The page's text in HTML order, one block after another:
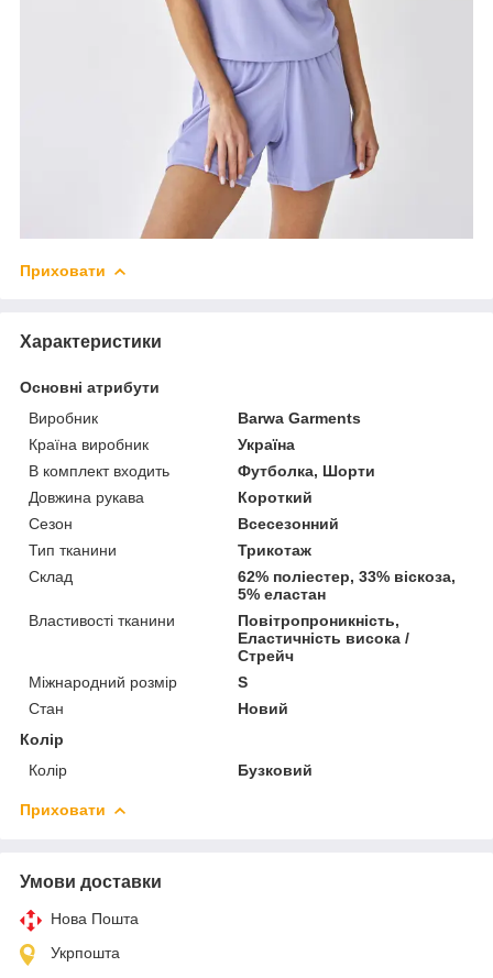
Приховати
Характеристики
Основні атрибути
Виробник
Barwa Garments
Країна виробник
Україна
В комплект входить
Футболка, Шорти
Довжина рукава
Короткий
Сезон
Всесезонний
Тип тканини
Трикотаж
Склад
62% поліестер, 33% віскоза,
5% еластан
Властивості тканини
Повітропроникність,
Еластичність висока /
Стрейч
Міжнародний розмір
S
Стан
Новий
Колір
Колір
Бузковий
Приховати
Умови доставки
Нова Пошта
Укрпошта